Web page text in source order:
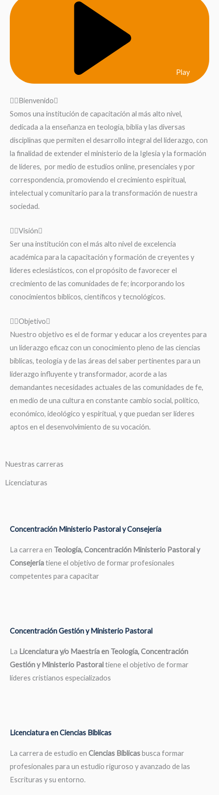
Play
Bienvenido
Somos una institución de capacitación al más alto nivel,
dedicada a la enseñanza en teología, biblia y las diversas
disciplinas que permiten el desarrollo integral del liderazgo, con
la finalidad de extender el ministerio de la Iglesia y la formación
de líderes, por medio de estudios online, presenciales y por
correspondencia, promoviendo el crecimiento espiritual,
intelectual y comunitario para la transformación de nuestra
sociedad.
Visión
Ser una institución con el más alto nivel de excelencia
académica para la capacitación y formación de creyentes y
líderes eclesiásticos, con el propósito de favorecer el
crecimiento de las comunidades de fe; incorporando los
conocimientos bíblicos, científicos y tecnológicos.
Objetivo
Nuestro objetivo es el de formar y educar a los creyentes para
un liderazgo eficaz con un conocimiento pleno de las ciencias
bíblicas, teología y de las áreas del saber pertinentes para un
liderazgo influyente y transformador, acorde a las
demandantes necesidades actuales de las comunidades de fe,
en medio de una cultura en constante cambio social, político,
económico, ideológico y espiritual, y que puedan ser líderes
aptos en el desenvolvimiento de su vocación.
Nuestras carreras
Licenciaturas
Concentración Ministerio Pastoral y Consejería
La carrera en Teología, Concentración Ministerio Pastoral y
Consejeríatiene el objetivo de formar profesionales
competentes para capacitar
Concentración Gestión y Ministerio Pastoral
La Licenciatura y/o Maestría en Teología, Concentración
Gestión y Ministerio Pastoraltiene el objetivo de formar
líderes cristianos especializados
Licenciatura en Ciencias Bíblicas
La carrera de estudio en Ciencias Bíblicasbusca formar
profesionales para un estudio riguroso y avanzado de las
Escrituras y su entorno.